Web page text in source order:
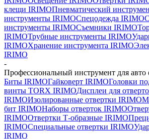
клещи IRIMOПневматический
инструменты IRIMOСпецодежда IRIMO
инструменты IRIMOСъемники IRIMO
IRIMOТрубные инструменты IRIMO
IRIMOХранение инструмента IRIMO
IRIMO
-
Профессиональный инструмент для авто
Биты IRIMOГайковерт IRIMOГоловки
винты TORX IRIMOДисплеи для
IRIMOИзолированные отвертки IRIMO
бит IRIMOНаборы отверток IRIMO
IRIMOОтвертки Т-образные IRIMO
IRIMOСпециальные отвертки IRIMO
IRIMO